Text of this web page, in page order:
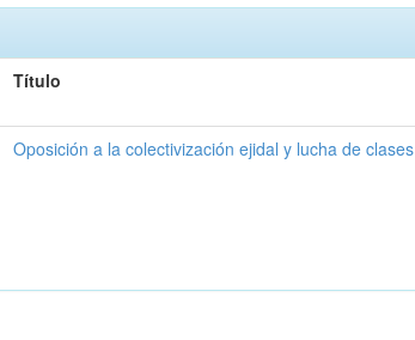
Título
Oposición a la colectivización ejidal y lucha de clases